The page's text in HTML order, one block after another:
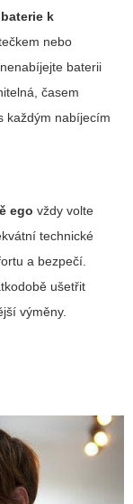
baterie k
nebo
baterii
časem
každým nabíjecím
ego vždy volte
technické
a bezpečí.
ušetřit
výměny.